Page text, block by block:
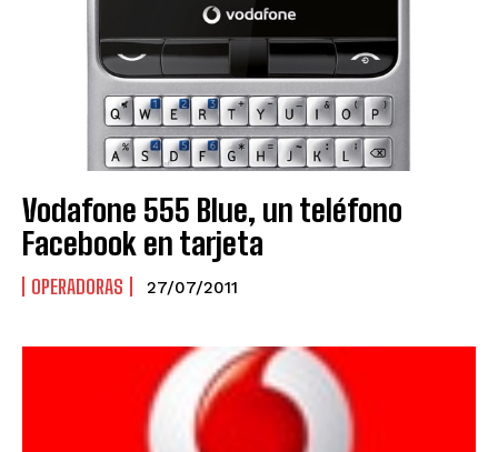
Vodafone 555 Blue, un teléfono
Facebook en tarjeta
OPERADORAS 27/07/2011